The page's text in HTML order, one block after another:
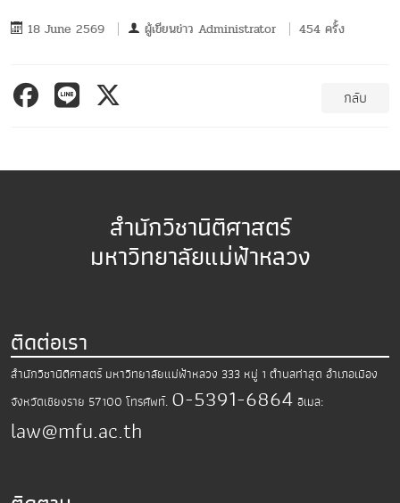
18 June 2569 ผู้เขียนข่าว Administrator 454 ครั้ง
กลับ
สำนักวิชานิติศาสตร์
มหาวิทยาลัยแม่ฟ้าหลวง
ติดต่อเรา
สำนักวิชานิติศาสตร์ มหาวิทยาลัยแม่ฟ้าหลวง 333 หมู่ 1 ตำบลท่าสุด อำเภอเมือง
จังหวัดเชียงราย 57100 โทรศัพท์. 0-5391-6864 อีเมล:
law@mfu.ac.th